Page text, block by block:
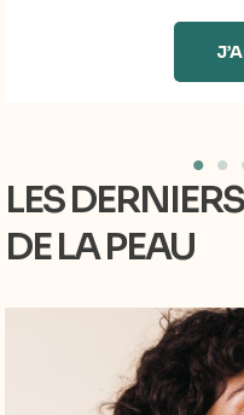
LES
DE LA PEAU